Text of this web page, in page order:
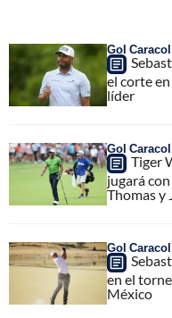
Gol Caracol
el corte
líder
Gol Caracol
Tiger
jugará
Thomas y
Gol Caracol
en el
México